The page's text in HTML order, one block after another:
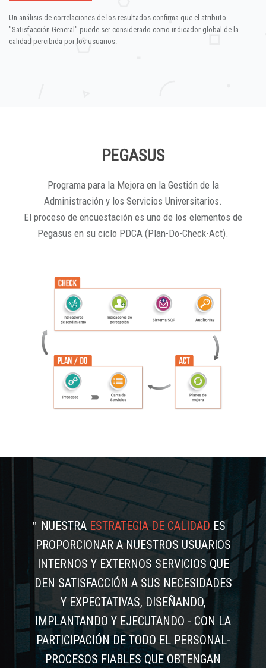
Un análisis de correlaciones de los resultados confirma que el atributo
"Satisfacción General" puede ser considerado como indicador global de la
calidad percibida por los usuarios.
PEGASUS
Programa para la Mejora en la Gestión de la
Administración y los Servicios Universitarios.
El proceso de encuestación es uno de los elementos de
Pegasus en su ciclo PDCA (Plan-Do-Check-Act).
NUESTRAESTRATEGIA DE CALIDADES
PROPORCIONAR A NUESTROS USUARIOS
INTERNOS Y EXTERNOS SERVICIOS QUE
DEN SATISFACCIÓN A SUS NECESIDADES
Y EXPECTATIVAS, DISEÑANDO,
IMPLANTANDO Y EJECUTANDO - CON LA
PARTICIPACIÓN DE TODO EL PERSONAL-
PROCESOS FIABLES QUE OBTENGAN